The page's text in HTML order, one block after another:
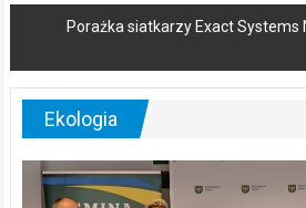
Porażka siatkarzy Exact Systems
Ekologia